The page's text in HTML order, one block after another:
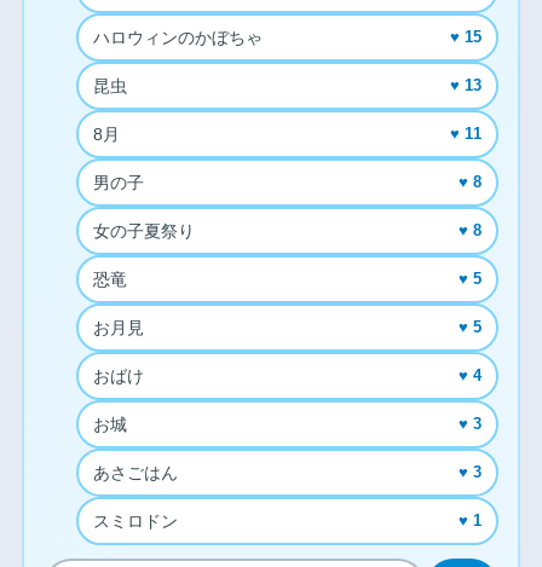
ハロウィンのかぼちゃ ♥ 15
昆虫 ♥ 13
8月 ♥ 11
男の子 ♥ 8
女の子夏祭り ♥ 8
恐竜 ♥ 5
お月見 ♥ 5
おばけ ♥ 4
お城 ♥ 3
あさごはん ♥ 3
スミロドン ♥ 1